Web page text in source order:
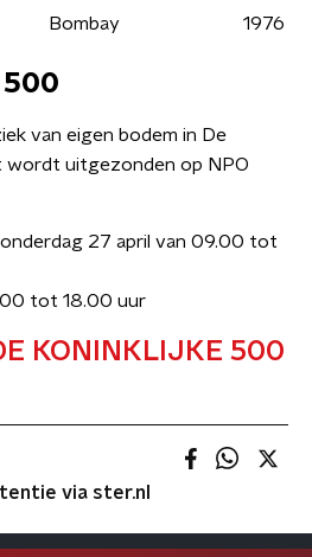
Bombay 1976
500
van eigen bodem in De
wordt uitgezonden op NPO
27 april van 09.00 tot
tot 18.00 uur
KONINKLIJKE 500
via ster.nl